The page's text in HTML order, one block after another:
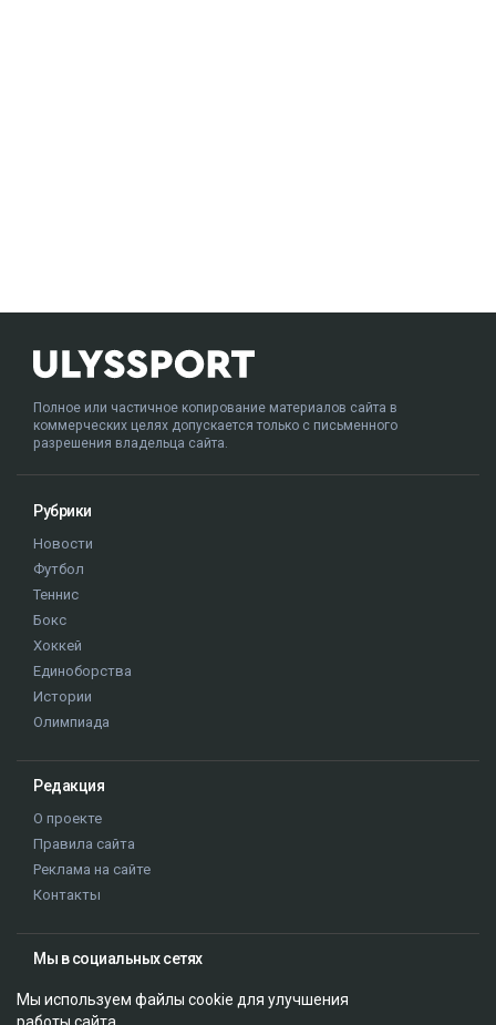
Полное или частичное копирование материалов сайта в
коммерческих целях допускается только с письменного
разрешения владельца сайта.
Рубрики
Новости
Футбол
Теннис
Бокс
Хоккей
Единоборства
Истории
Олимпиада
Редакция
О проекте
Правила сайта
Реклама на сайте
Контакты
Мы в социальных сетях
Мы используем файлы cookie для улучшения